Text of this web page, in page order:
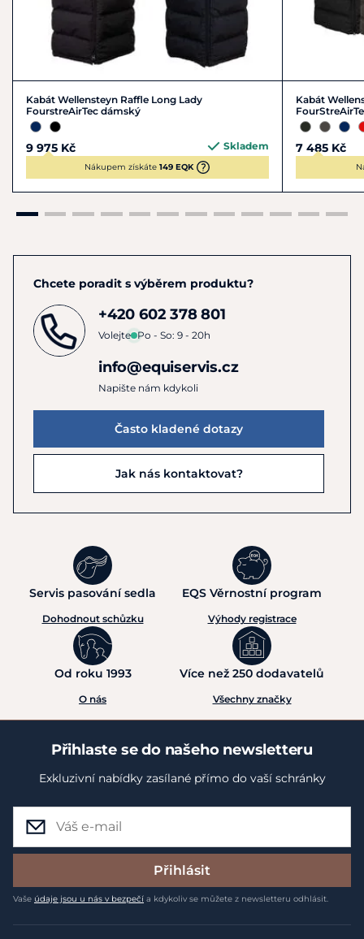
Kabát Wellensteyn Raffle Long Lady
FourstreAirTec dámský
9 975 Kč Skladem
Nákupem získáte149 EQK
Kabát
7 485 Kč
Chcete poradit s výběrem produktu?
+420 602 378 801
Volejte Po - So: 9 - 20h
info@equiservis.cz
Napište nám kdykoli
Často kladené dotazy
Jak nás kontaktovat?
Servis pasování sedla
Dohodnout schůzku
EQS Věrnostní program
Výhody registrace
Od roku 1993
O nás
Více než 250 dodavatelů
Všechny značky
Přihlaste se do našeho newsletteru
Exkluzivní nabídky zasílané přímo do vaší schránky
Přihlásit
Vaše údaje jsou u nás v bezpečí a kdykoliv se můžete z newsletteru odhlásit.